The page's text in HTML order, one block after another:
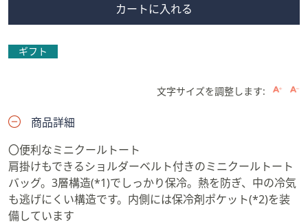
カートに入れる
ギフト
文字サイズを調整します:
商品詳細
〇便利なミニクールトート
肩掛けもできるショルダーベルト付きのミニクールトート
バッグ。3層構造(*1)でしっかり保冷。熱を防ぎ、中の冷気
も逃げにくい構造です。内側には保冷剤ポケット(*2)を装
備しています